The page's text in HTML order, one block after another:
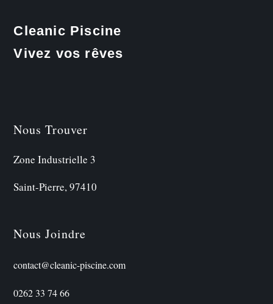
Cleanic Piscine
Vivez vos rêves
Nous Trouver
Zone Industrielle 3
Saint-Pierre, 97410
Nous Joindre
contact@cleanic-piscine.com
0262 33 74 66